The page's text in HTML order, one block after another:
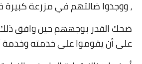
، ووجدوا ضالتهم في مزرعة كبيرة
ضحك القدر بوجههم حين وافق
على أن يقوموا على خدمته